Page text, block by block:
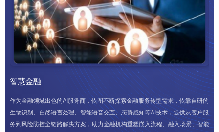
智慧金融
作为金融领域出色的AI服务商，依图不断探索金融服务转型需求，依靠自研的
生物识别、自然语言处理、智能语音交互、态势感知等AI技术，提供从客户服
务到风险防控全链路解决方案，助力金融机构重塑嵌入流程、融入场景、智能
智